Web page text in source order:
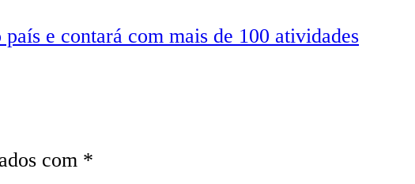
e contará com mais de 100 atividades
com *